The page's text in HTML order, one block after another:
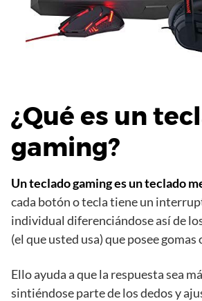
¿Qué es un
gaming?
Un teclado gaming es un teclado
cada botón o tecla tiene un
individual diferenciándose así de
(el que usted usa) que posee gomas
Ello ayuda a que la respuesta sea
sintiéndose parte de los dedos y